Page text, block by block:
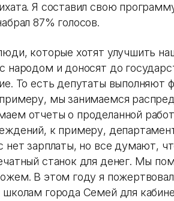
Я составил свою
87% голосов.
которые хотят улучшить
народом и доносят до
То есть депутаты выполняют
мы занимаемся
отчеты о проделанной
к примеру,
нет зарплаты, но все думают,
станок для денег. Мы
В этом году я
школам города Семей для